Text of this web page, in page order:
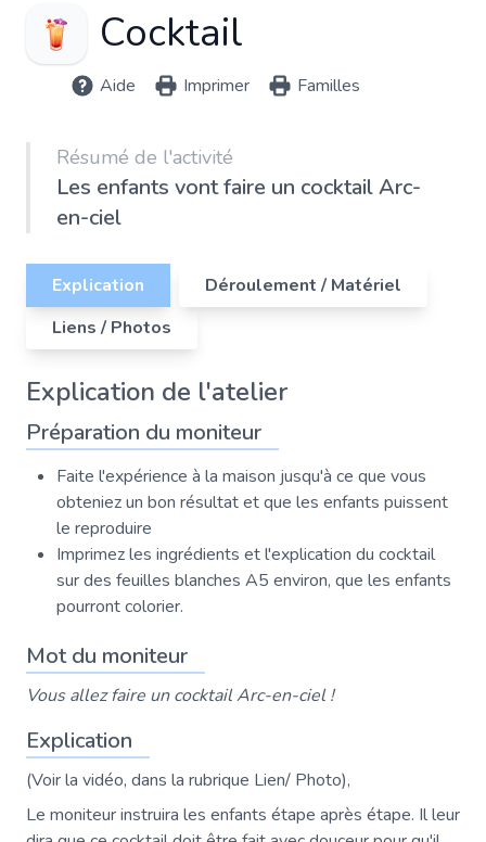
Cocktail
Aide Imprimer Familles
Résumé de l'activité
Les enfants vont faire un cocktail Arc-
en-ciel
Explication
Déroulement / Matériel
Liens / Photos
Explication de l'atelier
Préparation du moniteur
Faite l'expérience à la maison jusqu'à ce que vous
obteniez un bon résultat et que les enfants puissent
le reproduire
Imprimez les ingrédients et l'explication du cocktail
sur des feuilles blanches A5 environ, que les enfants
pourront colorier.
Mot du moniteur
Vous allez faire un cocktail Arc-en-ciel !
Explication
(Voir la vidéo, dans la rubrique Lien/ Photo),
Le moniteur instruira les enfants étape après étape. Il leur